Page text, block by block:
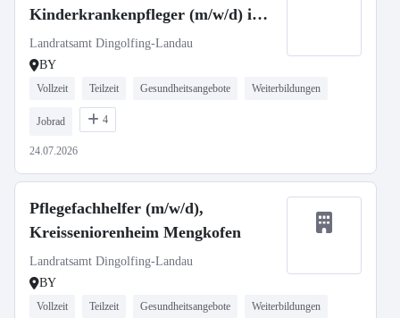
Kinderkrankenpfleger (m/w/d) im
Kreisseniorenheim Mengkofen
Landratsamt Dingolfing-Landau
BY
Vollzeit Teilzeit Gesundheitsangebote Weiterbildungen
Jobrad 4
24.07.2026
Pflegefachhelfer (m/w/d),
Kreisseniorenheim Mengkofen
Landratsamt Dingolfing-Landau
BY
Vollzeit Teilzeit Gesundheitsangebote Weiterbildungen